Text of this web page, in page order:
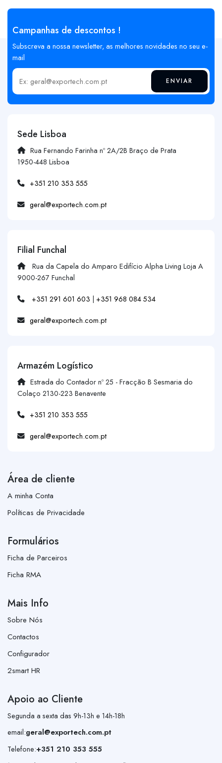
Campanhas de descontos !
Subscreva a nossa newsletter, as melhores novidades no seu e-
mail
Insira o seu email ENVIAR
Sede Lisboa
Rua Fernando Farinha nº 2A/2B Braço de Prata
1950-448 Lisboa
+351 210 353 555
geral@exportech.com.pt
Filial Funchal
Rua da Capela do Amparo Edifício Alpha Living Loja A
9000-267 Funchal
+351 291 601 603 | +351 968 084 534
geral@exportech.com.pt
Armazém Logístico
Estrada do Contador nº 25 - Fracção B Sesmaria do
Colaço 2130-223 Benavente
+351 210 353 555
geral@exportech.com.pt
Área de cliente
A minha Conta
Políticas de Privacidade
Formulários
Ficha de Parceiros
Ficha RMA
Mais Info
Sobre Nós
Contactos
Configurador
2smart HR
Apoio ao Cliente
Segunda a sexta das 9h-13h e 14h-18h
email:geral@exportech.com.pt
Telefone:+351 210 353 555